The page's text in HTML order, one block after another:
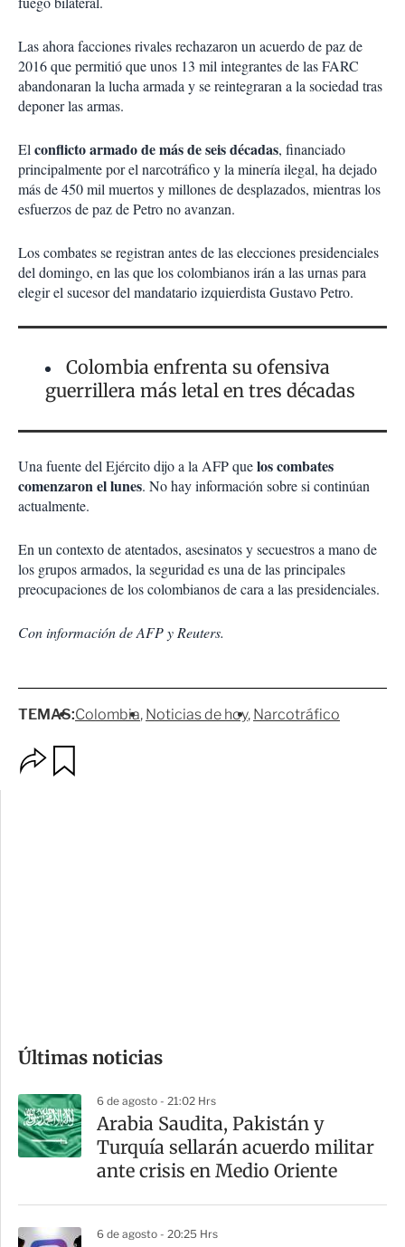
Las ahora facciones rivales rechazaron un acuerdo de paz de
2016 que permitió que unos 13 mil integrantes de las FARC
abandonaran la lucha armada y se reintegraran a la sociedad tras
deponer las armas.
Elconflicto armado de más de seis décadas, financiado
principalmente por el narcotráfico y la minería ilegal, ha dejado
más de 450 mil muertos y millones de desplazados, mientras los
esfuerzos de paz de Petro no avanzan.
Los combates se registran antes de las elecciones presidenciales
del domingo, en las que los colombianos irán a las urnas para
elegir el sucesor del mandatario izquierdista Gustavo Petro.
Colombia enfrenta su ofensiva
guerrillera más letal en tres décadas
Una fuente del Ejército dijo a la AFP quelos combates
comenzaron el lunes. No hay información sobre si continúan
actualmente.
En un contexto de atentados, asesinatos y secuestros a mano de
los grupos armados, la seguridad es una de las principales
preocupaciones de los colombianos de cara a las presidenciales.
Con información de AFP y Reuters.
TEMAS:Colombia Noticias de hoy Narcotráfico
m
a
r
t
Últimas noticias
6 de agosto - 21:02 Hrs
Arabia Saudita, Pakistán y
Turquía sellarán acuerdo militar
ante crisis en Medio Oriente
6 de agosto - 20:25 Hrs